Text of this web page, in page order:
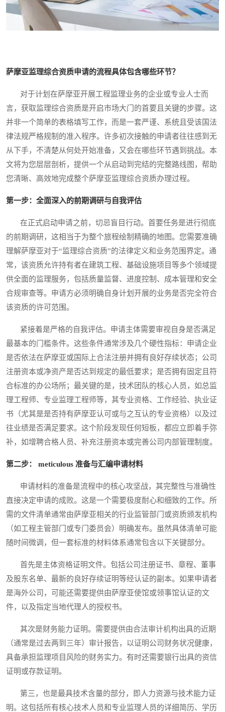
萨摩亚监理综合资质申请的流程具体包含哪些环节？
对于计划在萨摩亚开展工程监理业务的企业或专业人士而
言，获取监理综合资质是开启市场大门的首要且关键的步骤。这
并非一个简单的表格填写工作，而是一套严谨、系统且受该国法
律法规严格规制的准入程序。许多初次接触的申请者往往感到无
从下手，不清楚从何处开始准备，又会在哪些环节遇到挑战。本
文将为您层层剖析，提供一个从启动到完结的完整路线图，帮助
您清晰、高效地完成整个萨摩亚监理综合资质办理过程。
第一步：全面深入的前期调研与自我评估
在正式启动申请之前，切忌盲目行动。首要任务是进行彻底
的前期调研，这相当于为整个旅程绘制精确的地图。您需要准确
理解萨摩亚对于“监理综合资质”的法律定义和业务范围界定。通
常，该资质允许持有者在建筑工程、基础设施项目等多个领域提
供全面的监理服务，包括质量监督、进度控制、成本管理和安全
合规审查等。申请方必须明确自身计划开展的业务是否完全符合
该资质的许可范围。
紧接着是严格的自我评估。申请主体需要审视自身是否满足
最基本的门槛条件。这些条件通常涉及几个硬性指标：申请企业
是否依法在萨摩亚或国际上合法注册并拥有良好存续状态；公司
注册资本或净资产是否达到规定的最低要求；是否拥有固定且符
合标准的办公场所；最关键的是，技术团队的核心人员，如总监
理工程师、专业监理工程师等，其专业资格、工作经验、执业证
书（尤其是是否持有萨摩亚认可或与之互认的专业资格）以及过
往业绩是否满足要求。这个阶段发现任何短板，都应立即着手弥
补，如增聘合格人员、补充注册资本或完善公司内部管理制度。
第二步： meticulous 准备与汇编申请材料
申请材料的准备是流程中的核心攻坚战，其完整性与准确性
直接决定申请的成败。这是一个需要极度耐心和细致的工作。所
需的文件清单通常由萨摩亚相关的行业监管部门或资质颁发机构
（如工程主管部门或专门委员会）明确发布。虽然具体清单可能
随时间微调，但一套标准的材料体系通常包含以下关键部分。
首先是主体资格证明文件。包括公司注册证书、章程、董事
及股东名单、最新的良好存续证明等经认证的副本。如果申请者
是海外公司，可能还需要提供由萨摩亚使馆或领事馆认证的文
件，以及指定当地代理人的授权书。
其次是财务能力证明。需要提供由合法审计机构出具的近期
（通常是过去两到三年）审计报告，以证明公司财务状况健康，
具备承担监理项目风险的财务实力。有时还需要银行出具的资信
证明或存款证明。
第三，也是最具技术含量的部分，即人力资源与技术能力证
明。这包括所有核心技术人员和专业监理人员的详细简历、学历